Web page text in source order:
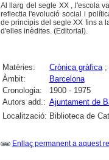
Al llarg del segle XX , l'escola
reflectia l'evolució social i
de principis del segle XX fins a
d'elles inèdites. (Editorial).
Matèries: Crònica gràfica;
Àmbit:
Barcelona
Cronologia:
1900 - 1975
Autors add.: Ajuntament de
Localització: Biblioteca de
Enllaç permanent a aquest